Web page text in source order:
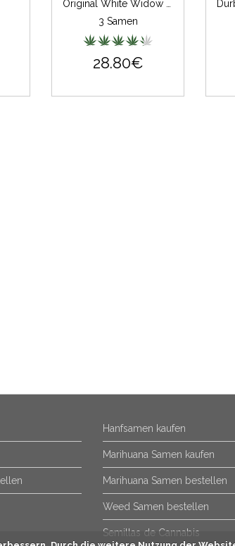
3 Samen
28.80€
Hanfsamen kaufen
Marihuana Samen kaufen
Marihuana Samen bestellen
Weed Samen bestellen
Semillas de Cannabis